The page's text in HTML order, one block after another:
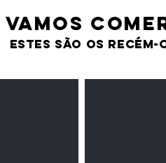
VAMOS
estes são os recém-